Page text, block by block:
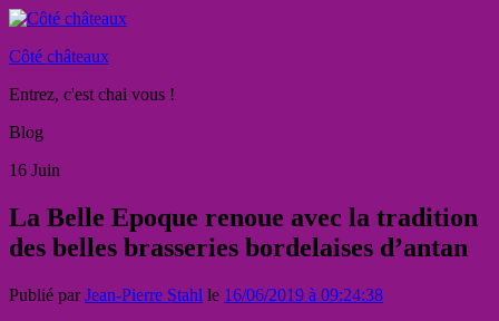
Côté châteaux
Entrez, c'est chai vous !
Blog
16 Juin
La Belle Epoque renoue avec la tradition
des belles brasseries bordelaises d’antan
Publié parJean-Pierre Stahl le 16/06/2019 à 09:24:38